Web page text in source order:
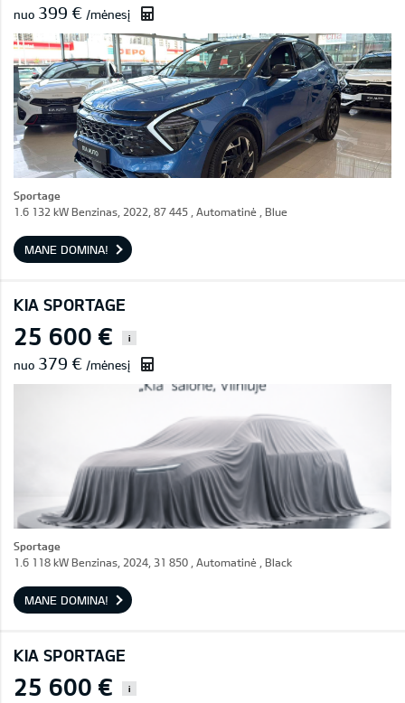
nuo 399 € /mėnesį
Sportage
1.6 132 kW Benzinas, 2022, 87 445 , Automatinė , Blue
MANE DOMINA!
KIA SPORTAGE
25 600 € i
nuo 379 € /mėnesį
Sportage
1.6 118 kW Benzinas, 2024, 31 850 , Automatinė , Black
MANE DOMINA!
KIA SPORTAGE
25 600 € i